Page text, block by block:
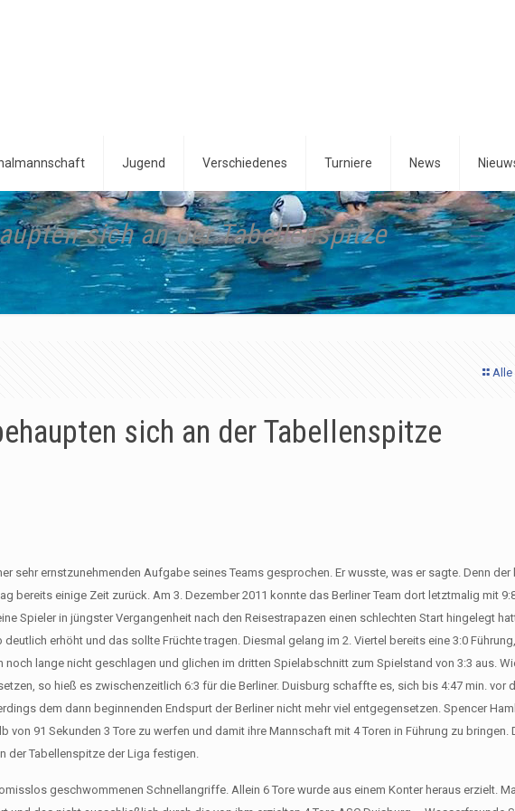
Jugend Verschiedenes Turniere News
sich an der Tabellenspitze
Alle
sich an der Tabellenspitze
sehr ernstzunehmenden Aufgabe seines Teams gesprochen. Er wusste, was er sagte. Denn der
bereits einige Zeit zurück. Am 3. Dezember 2011 konnte das Berliner Team dort letztmalig mit
Spieler in jüngster Vergangenheit nach den Reisestrapazen einen schlechten Start hingelegt
erhöht und das sollte Früchte tragen. Diesmal gelang im 2. Viertel bereits eine 3:0
lange nicht geschlagen und glichen im dritten Spielabschnitt zum Spielstand von 3:3 aus.
so hieß es zwischenzeitlich 6:3 für die Berliner. Duisburg schaffte es, sich bis 4:47 min. vor
dem dann beginnenden Endspurt der Berliner nicht mehr viel entgegensetzen. Spencer
von 91 Sekunden 3 Tore zu werfen und damit ihre Mannschaft mit 4 Toren in Führung zu bringen.
der Tabellenspitze der Liga festigen.
geschwommenen Schnellangriffe. Allein 6 Tore wurde aus einem Konter heraus erzielt.